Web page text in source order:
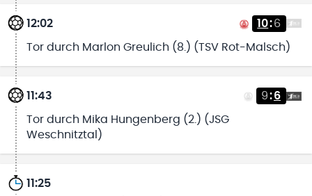
12:02 10:6
Tor durch Marlon Greulich (8.) (TSV Rot-Malsch)
11:43 9:6
Tor durch Mika Hungenberg (2.) (JSG
Weschnitztal)
11:25